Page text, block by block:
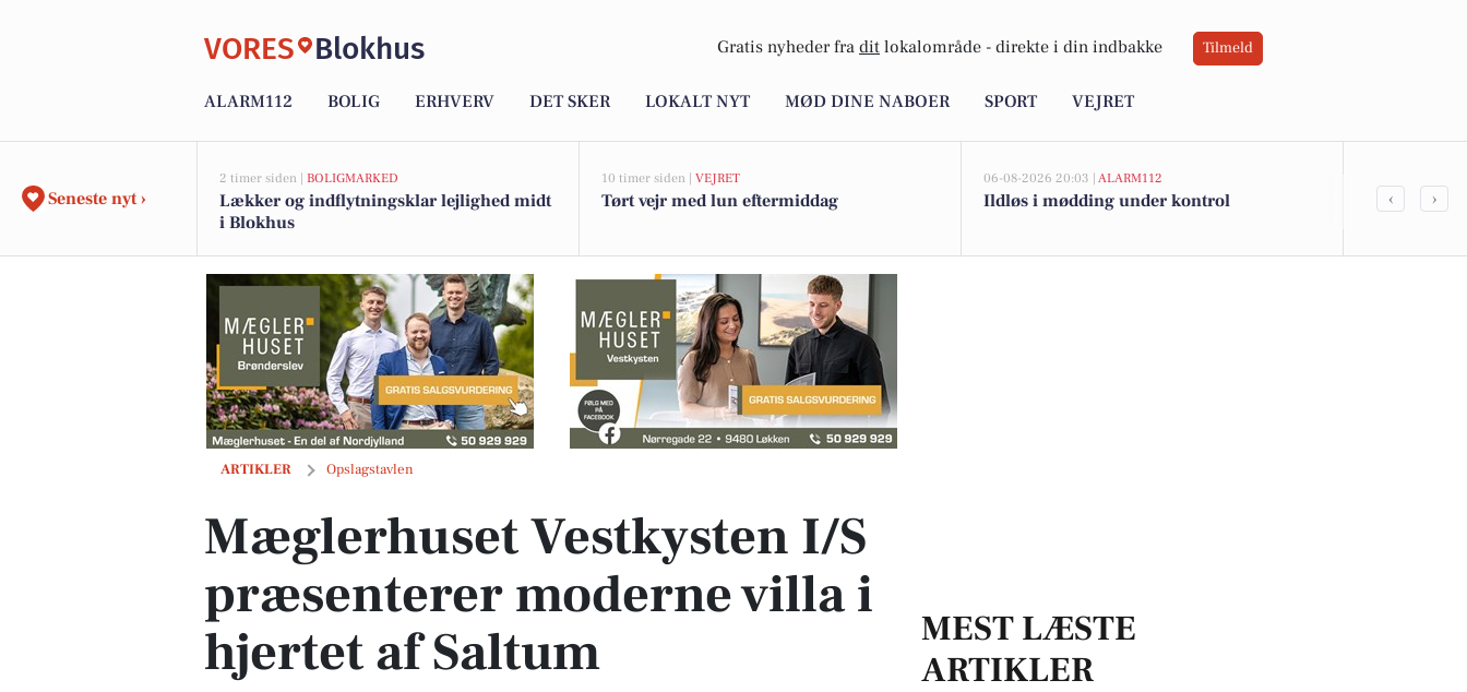
VORES Blokhus Gratis nyheder fra dit lokalområde - direkte i din indbakke Tilmeld
ALARM112 BOLIG ERHVERV DET SKER LOKALT NYT MØD DINE NABOER SPORT VEJRET
Seneste nyt ›
2 timer siden | BOLIGMARKED
Lækker og indflytningsklar lejlighed midt
i Blokhus
10 timer siden | VEJRET
Tørt vejr med lun eftermiddag
06-08-2026 20:03 | ALARM112
Ildløs i mødding under kontrol
Savner du
‹ ›
ARTIKLER Opslagstavlen
Mæglerhuset Vestkysten I/S præsenterer moderne villa i hjertet af Saltum
Mæglerhuset Vestkysten I/S
præsenterer moderne villa i
hjertet af Saltum
MEST LÆSTE
ARTIKLER